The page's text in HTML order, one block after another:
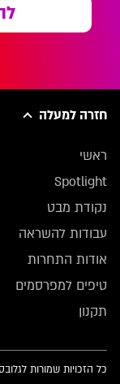
חזרה למעלה
ראשי
Spotlight
נקודת מבט
עבודות להשראה
אודות התחרות
טיפים למפרסמים
תקנון
כל הזכויות שמורות